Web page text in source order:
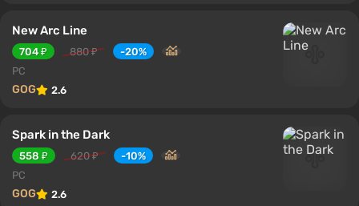
New Arc Line
704 ₽ 880 ₽
-20%
PC
GOG 2.6
Spark in the Dark
558 ₽ 620 ₽
-10%
PC
GOG 2.6